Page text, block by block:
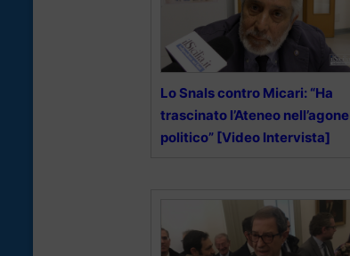
Lo Snals contro Micari: “Ha
trascinato l’Ateneo nell’agone
politico” [Video Intervista]